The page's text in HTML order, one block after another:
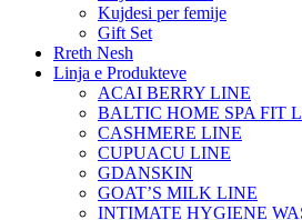
Kujdesi per femije
Gift Set
Rreth Nesh
Linja e Produkteve
ACAI BERRY LINE
BALTIC HOME SPA FIT
CASHMERE LINE
CUPUACU LINE
GDANSKIN
GOAT’S MILK LINE
INTIMATE HYGIENE